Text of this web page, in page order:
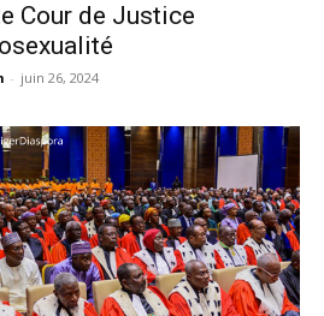
Cour de Justice
- juin 26, 2024